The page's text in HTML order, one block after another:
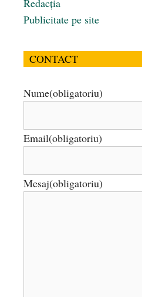
Redacția
Publicitate pe site
CONTACT
Nume(obligatoriu)
Email(obligatoriu)
Mesaj(obligatoriu)